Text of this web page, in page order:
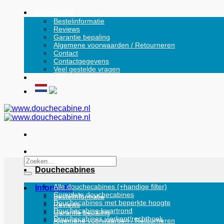
Bestelinformatie
Reviews
Garantie bepaling
Algemene voorwaarden / Retourneren
Contact
Contactgegevens
Veel gestelde vragen
Zoeken
naar:
Informatie
Bestelinformatie
Reviews
Garantie bepaling
Algemene voorwaarden / Retourneren
Douchecabines
Alle douchecabines (+handige filter)
Complete douchecabines
Douchecabines met beperkte hoogte
Douchecabine kwartrond
Douchecabines vierkant/rechthoek